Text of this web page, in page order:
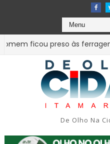
ficou preso às ferragens
simulação de assalto
De Olho Na